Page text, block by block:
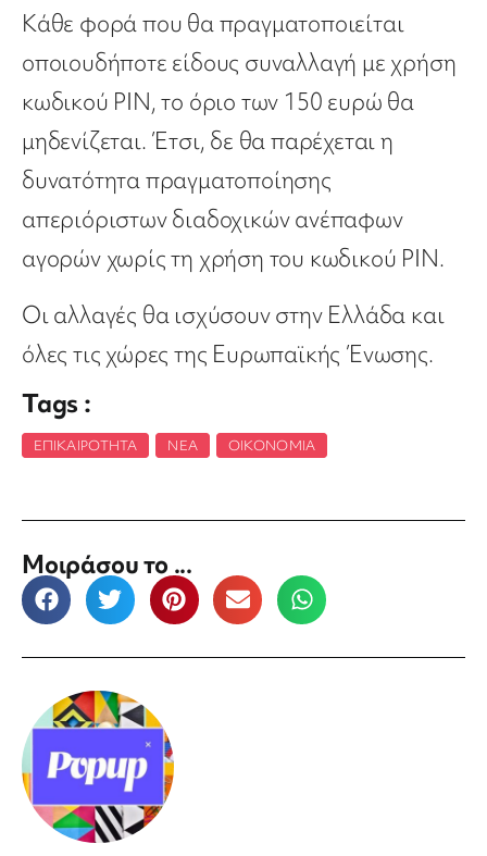
Κάθε φορά που θα πραγματοποιείται
οποιουδήποτε είδους συναλλαγή με χρήση
κωδικού PIN, το όριο των 150 ευρώ θα
μηδενίζεται. Έτσι, δε θα παρέχεται η
δυνατότητα πραγματοποίησης
απεριόριστων διαδοχικών ανέπαφων
αγορών χωρίς τη χρήση του κωδικού PIN.
Οι αλλαγές θα ισχύσουν στην Ελλάδα και
όλες τις χώρες της Ευρωπαϊκής Ένωσης.
Tags :
ΕΠΙΚΑΙΡΌΤΗΤΑ ΝΈΑ ΟΙΚΟΝΟΜΊΑ
Μοιράσου το ...